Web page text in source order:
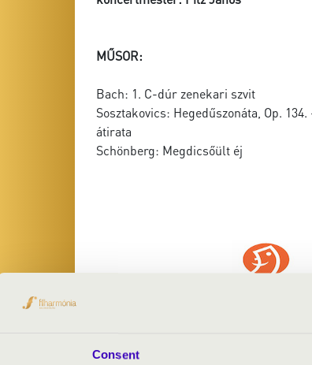
Consent
MŰSOR:
Bach: 1. C-dúr zenekari szvit
Sosztakovics: Hegedűszonáta, Op.
átirata
Schönberg: Megdicsőült éj